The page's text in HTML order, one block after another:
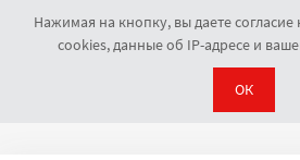
Ионизатор
Нажимая на кнопку, вы даете
cookies, данные об IP-адресе и
ОК